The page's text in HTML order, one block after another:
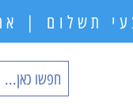
תשלום |